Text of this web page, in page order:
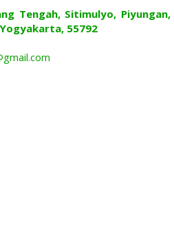
Tengah, Sitimulyo, Piyungan,
55792